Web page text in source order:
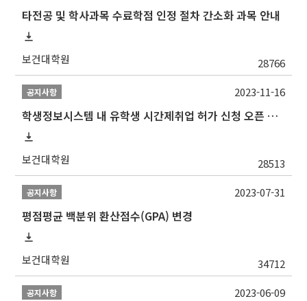
타전공 및 학사과목 수료학점 인정 절차 간소화 과목 안내
보건대학원 28766
공지사항
학생정보시스템 내 유학생 시간제취업 허가 신청 오픈 안내
보건대학원 28513
2023-11-16
공지사항
평점평균 백분위 환산점수(GPA) 변경
보건대학원 34712
2023-07-31
공지사항 2023-06-09